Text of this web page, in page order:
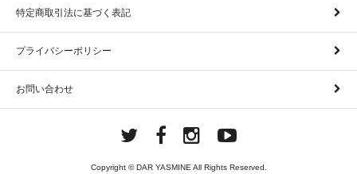
特定商取引法に基づく表記
プライバシーポリシー
お問い合わせ
Copyright © DAR YASMINE All Rights Reserved.